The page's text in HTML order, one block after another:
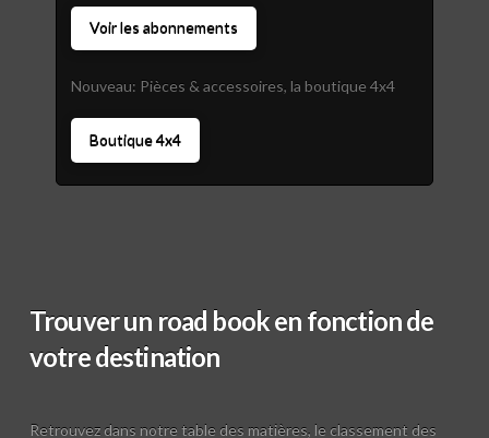
Voir les abonnements
Nouveau: Pièces & accessoires, la boutique 4x4
Boutique 4x4
Trouver un road book en fonction de
votre destination
Retrouvez dans notre table des matières, le classement des